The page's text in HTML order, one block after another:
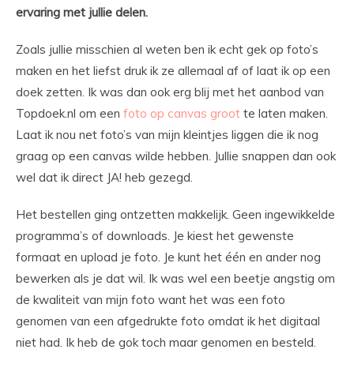
ervaring met jullie delen.
Zoals jullie misschien al weten ben ik echt gek op foto’s
maken en het liefst druk ik ze allemaal af of laat ik op een
doek zetten. Ik was dan ook erg blij met het aanbod van
Topdoek.nl om een foto op canvas groot te laten maken.
Laat ik nou net foto’s van mijn kleintjes liggen die ik nog
graag op een canvas wilde hebben. Jullie snappen dan ook
wel dat ik direct JA! heb gezegd.
Het bestellen ging ontzetten makkelijk. Geen ingewikkelde
programma’s of downloads. Je kiest het gewenste
formaat en upload je foto. Je kunt het één en ander nog
bewerken als je dat wil. Ik was wel een beetje angstig om
de kwaliteit van mijn foto want het was een foto
genomen van een afgedrukte foto omdat ik het digitaal
niet had. Ik heb de gok toch maar genomen en besteld.